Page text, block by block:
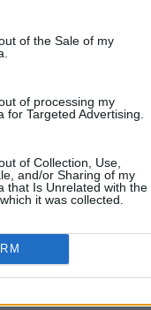
of the Sale of my
of processing my
for Targeted Advertising.
of Collection, Use,
and/or Sharing of my
that Is Unrelated with the
it was collected.
NEWS SCUOLA
Carta
blocco del 31
residuo
scadenza